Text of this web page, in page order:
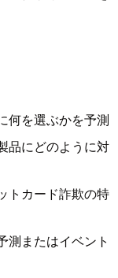
何を選ぶかを予測
品にどのように対
トカード詐欺の特
測またはイベント